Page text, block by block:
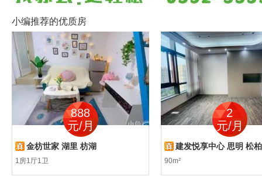
小编推荐的优质房
888
元/月
金枋世家 湖里 枋湖
1房1厅1卫
2
元/月
建发悦享中心 思明 松柏
90m²